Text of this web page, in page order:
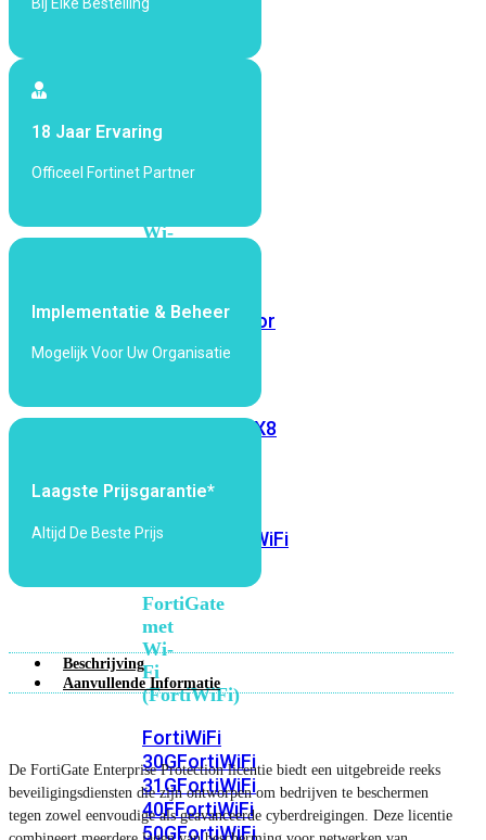
6E
Fi
Wi-
IndoorOutdoor
8X8
bekijken
FortiAP FortiWiFi
FortiGate
met
Wi-
Fi
(FortiWiFi)
FortiWiFi
30GFortiWiFi
31GFortiWiFi
40FFortiWiFi
50GFortiWiFi
Bij Elke Bestelling
18 Jaar Ervaring
Officeel Fortinet Partner
Implementatie & Beheer
Mogelijk Voor Uw Organisatie
Laagste Prijsgarantie*
Altijd De Beste Prijs
Beschrijving
Aanvullende Informatie
De FortiGate Enterprise Protection licentie biedt een uitgebreide reeks
beveiligingsdiensten die zijn ontworpen om bedrijven te beschermen
tegen zowel eenvoudige als geavanceerde cyberdreigingen. Deze licentie